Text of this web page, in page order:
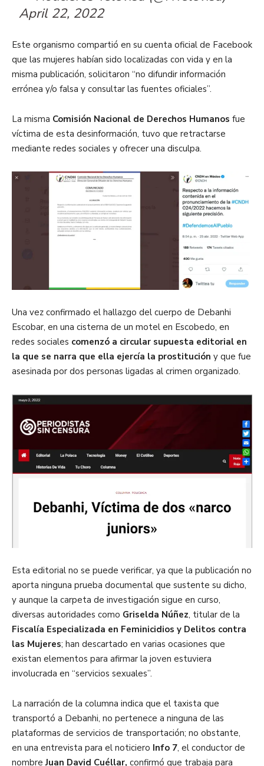
April 22, 2022
Este organismo compartió en su cuenta oficial de Facebook
que las mujeres habían sido localizadas con vida y en la
misma publicación, solicitaron “no difundir información
errónea y/o falsa y consultar las fuentes oficiales”.
La misma Comisión Nacional de Derechos Humanos fue
víctima de esta desinformación, tuvo que retractarse
mediante redes sociales y ofrecer una disculpa.
Una vez confirmado el hallazgo del cuerpo de Debanhi
Escobar, en una cisterna de un motel en Escobedo, en
redes sociales comenzó a circular supuesta editorial en
la que se narra que ella ejercía la prostitución y que fue
asesinada por dos personas ligadas al crimen organizado.
Esta editorial no se puede verificar, ya que la publicación no
aporta ninguna prueba documental que sustente su dicho,
y aunque la carpeta de investigación sigue en curso,
diversas autoridades como Griselda Núñez, titular de la
Fiscalía Especializada en Feminicidios y Delitos contra
las Mujeres; han descartado en varias ocasiones que
existan elementos para afirmar la joven estuviera
involucrada en “servicios sexuales”.
La narración de la columna indica que el taxista que
transportó a Debanhi, no pertenece a ninguna de las
plataformas de servicios de transportación; no obstante,
en una entrevista para el noticiero Info 7, el conductor de
nombreJuan David Cuéllar, confirmó que trabaja para